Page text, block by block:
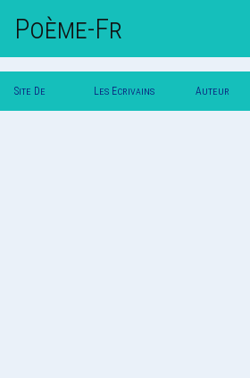
Poème-Fr
Site De Les Ecrivains Auteur